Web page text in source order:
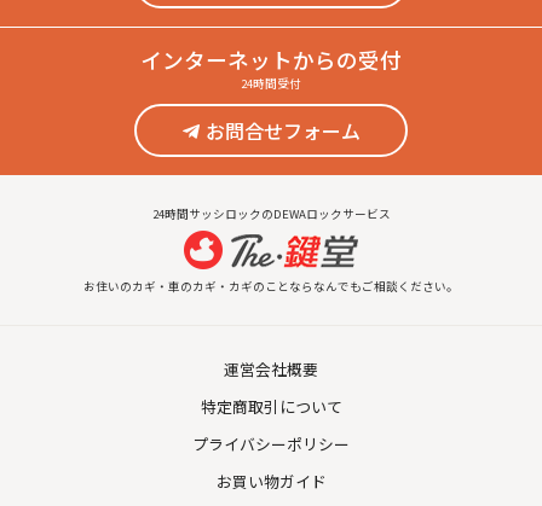
インターネットからの受付
24時間受付
お問合せフォーム
24時間サッシロックのDEWAロックサービス
お住いのカギ・車のカギ・カギのことならなんでもご相談ください。
運営会社概要
特定商取引について
プライバシーポリシー
お買い物ガイド